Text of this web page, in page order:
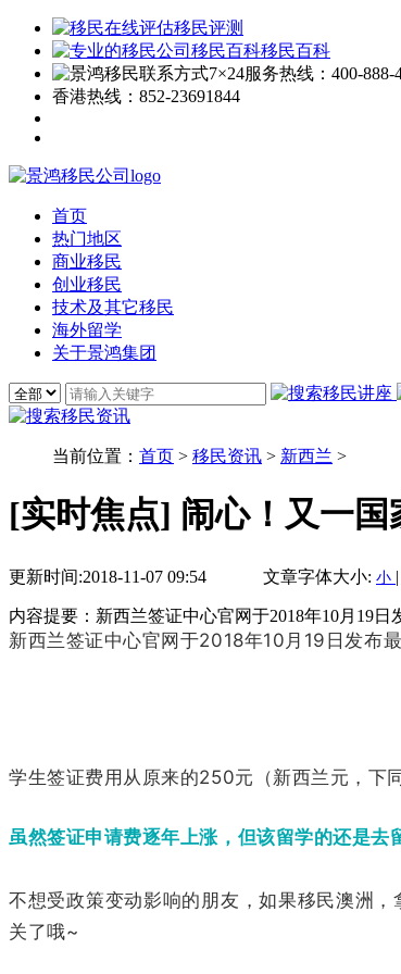
移民评测
移民百科
7×24服务热线： 400-888-
香港热线： 852-23691844
首页
热门地区
商业移民
创业移民
技术及其它移民
海外留学
关于景鸿集团
当前位置： 首页 > 移民资讯 > 新西兰 >
[实时焦点] 闹心！又一国
更新时间:2018-11-07 09:54 文章字体大小: 小 |
内容提要：新西兰签证中心官网于2018年10月19
新西兰签证中心官网于2018年10月19日发布最
学生签证费用从原来的250元（新西兰元，下
虽然签证申请费逐年上涨，但该留学的还是去
不想受政策变动影响的朋友，如果移民澳洲
关了哦~